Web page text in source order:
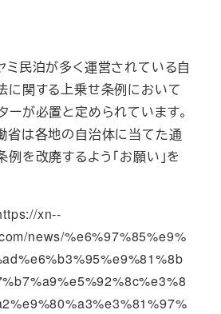
ミ民泊が多く運営されている自
に関する上乗せ条例において
ーが必置と定められています。
省は各地の自治体に当てた通
を改廃するよう「お願い」を
xn--
news/%e6%97%85%e9%